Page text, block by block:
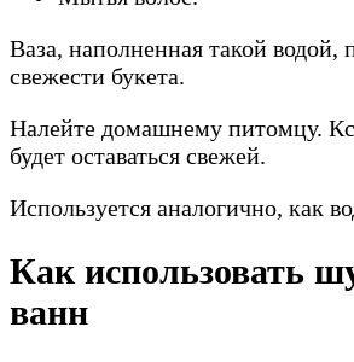
Ваза, наполненная такой водой,
свежести букета.
Налейте домашнему питомцу.
будет оставаться свежей.
Используется аналогично, как
Как использовать
ванн